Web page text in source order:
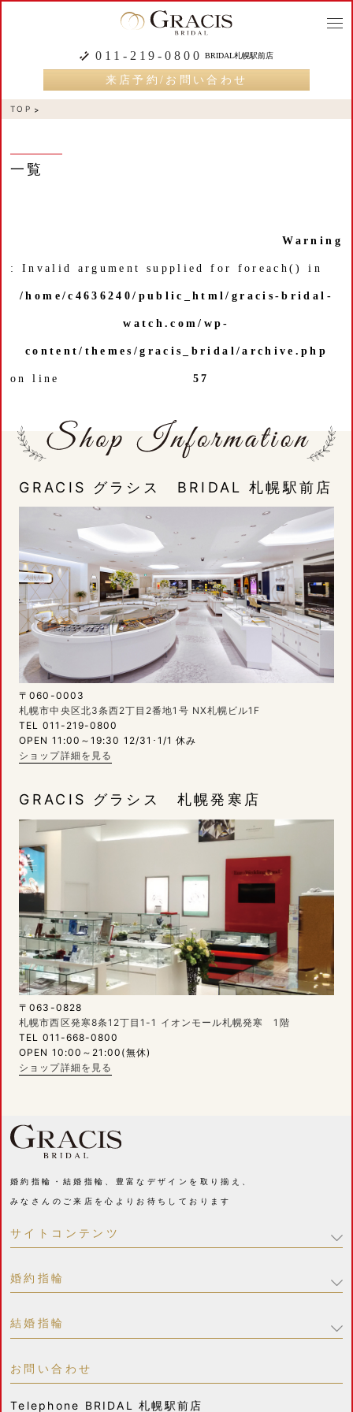
011-219-0800 BRIDAL札幌駅前店
来店予約/お問い合わせ
TOP
一覧
Warning
: Invalid argument supplied for foreach() in
/home/c4636240/public_html/gracis-bridal-
watch.com/wp-
content/themes/gracis_bridal/archive.php
on line 57
GRACIS グラシス BRIDAL 札幌駅前店
〒060-0003
札幌市中央区北3条西2丁目2番地1号 NX札幌ビル1F
TEL 011-219-0800
OPEN 11:00～19:30 12/31･1/1 休み
ショップ詳細を見る
GRACIS グラシス 札幌発寒店
〒063-0828
札幌市西区発寒8条12丁目1-1 イオンモール札幌発寒 1階
TEL 011-668-0800
OPEN 10:00～21:00(無休)
ショップ詳細を見る
婚約指輪・結婚指輪、豊富なデザインを取り揃え、
みなさんのご来店を心よりお待ちしております
サイトコンテンツ
婚約指輪
結婚指輪
お問い合わせ
Telephone BRIDAL 札幌駅前店